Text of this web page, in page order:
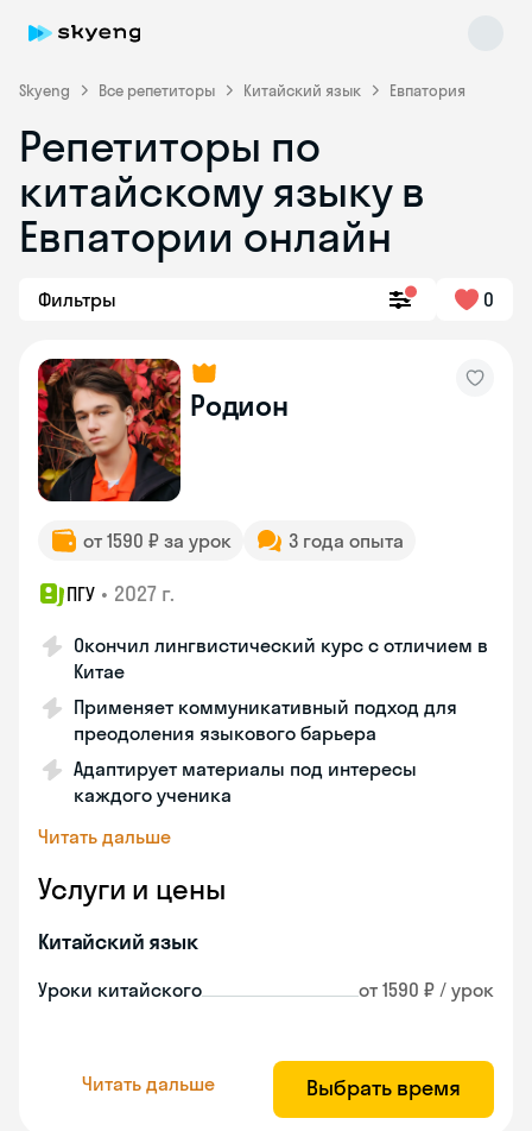
Skyeng Все репетиторы Китайский язык Евпатория
Репетиторы по
китайскому языку в
Евпатории онлайн
Фильтры 0
Родион
от 1590 ₽ за урок 3 года опыта
ПГУ • 2027 г.
Окончил лингвистический курс с отличием в
Китае
Применяет коммуникативный подход для
преодоления языкового барьера
Адаптирует материалы под интересы
каждого ученика
Читать дальше
Услуги и цены
Китайский язык
Уроки китайского от 1590 ₽ / урок
Читать дальше Выбрать время
Skyeng Chat